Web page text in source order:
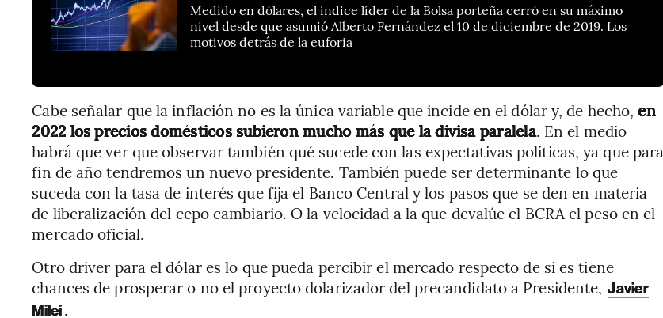
Medido en dólares, el índice líder de la Bolsa porteña cerró en su máximo
nivel desde que asumió Alberto Fernández el 10 de diciembre de 2019. Los
motivos detrás de la euforia
Cabe señalar que la inflación no es la única variable que incide en el dólar y, de hecho,en
2022 los precios domésticos subieron mucho más que la divisa paralela. En el medio
habrá que ver que observar también qué sucede con las expectativas políticas, ya que para
fin de año tendremos un nuevo presidente. También puede ser determinante lo que
suceda con la tasa de interés que fija el Banco Central y los pasos que se den en materia
de liberalización del cepo cambiario. O la velocidad a la que devalúe el BCRA el peso en el
mercado oficial.
Otro driver para el dólar es lo que pueda percibir el mercado respecto de si es tiene
chances de prosperar o no el proyecto dolarizador del precandidato a Presidente, Javier
Milei.